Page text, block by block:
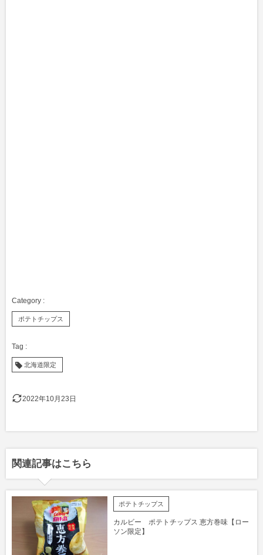
ポテトチップス
北海道限定
2022年10月23日
関連記事はこちら
ポテトチップス
カルビー ポテトチップス 恵方巻味【ロー
ソン限定】